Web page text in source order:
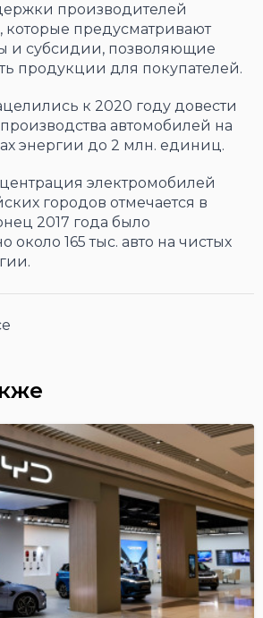
производителей
которые предусматривают
и субсидии, позволяющие
продукции для покупателей.
к 2020 году довести
автомобилей на
энергии до 2 млн. единиц.
электромобилей
городов отмечается в
2017 года было
около 165 тыс. авто на чистых